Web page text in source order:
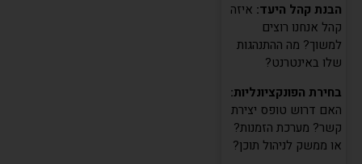
הבנת קהל היעד: איזה
קהל אנחנו רוצים
למשוך? מה ההתנהגות
שלו באינטרנט?
בחירת הפונקציונליות:
האם דרוש טופס יצירת
קשר? מערכת הזמנות?
או ממשק לניהול תוכן?